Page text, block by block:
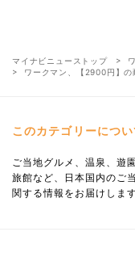
マイナビニューストップ
ワークマン、【2900円】
このカテゴリーについ
ご当地グルメ、温泉、遊
旅館など、日本国内のご
関する情報をお届けします